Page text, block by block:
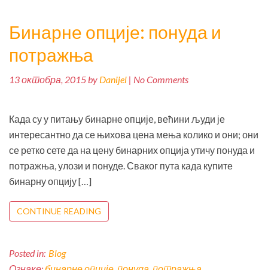
Бинарне опције: понуда и
потражња
13 октобра, 2015 by Danijel | No Comments
Када су у питању бинарне опције, већини људи је
интересантно да се њихова цена мења колико и они; они
се ретко сете да на цену бинарних опција утичу понуда и
потражња, улози и понуде. Сваког пута када купите
бинарну опцију […]
CONTINUE READING
Posted in: Blog